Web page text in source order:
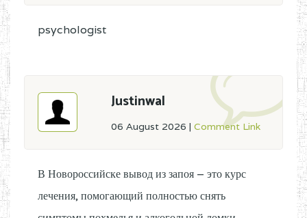
psychologist
Justinwal
06 August 2026 | Comment Link
В Новороссийске вывод из запоя – это курс
лечения, помогающий полностью снять